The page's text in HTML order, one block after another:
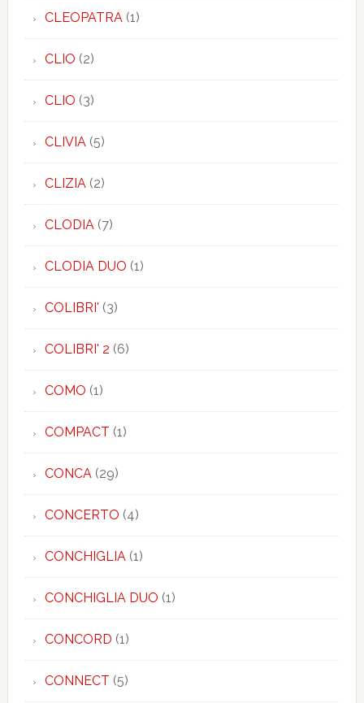
CLEOPATRA(1)
CLIO (2)
CLIO (3)
CLIVIA(5)
CLIZIA(2)
CLODIA(7)
CLODIA DUO (1)
COLIBRI' (3)
COLIBRI' 2 (6)
COMO (1)
COMPACT (1)
CONCA(29)
CONCERTO (4)
CONCHIGLIA(1)
CONCHIGLIA DUO (1)
CONCORD (1)
CONNECT (5)